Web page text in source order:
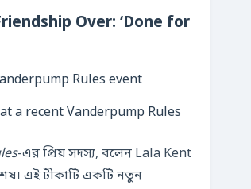
Over: ‘Done for
a recent Vanderpump Rules
-এর প্রিয় সদস্য, বলেন Lala Kent
এই টীকাটি একটি নতুন